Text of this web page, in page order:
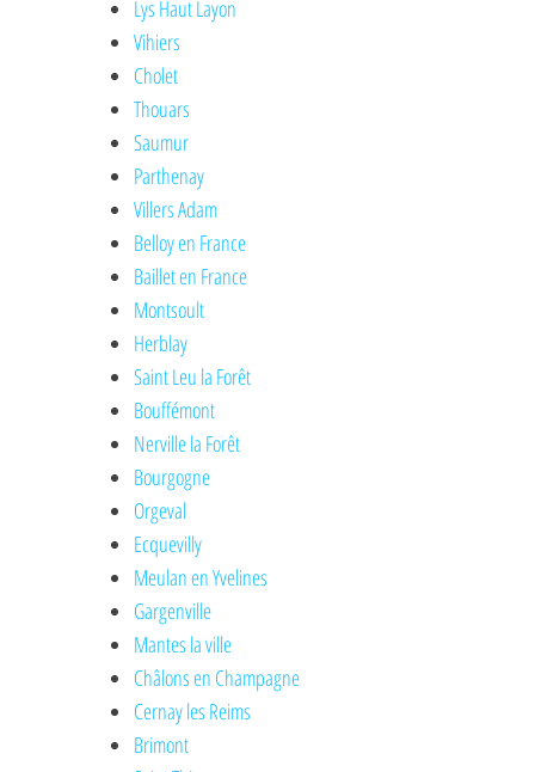
Lys Haut Layon
Vihiers
Cholet
Thouars
Saumur
Parthenay
Villers Adam
Belloy en France
Baillet en France
Montsoult
Herblay
Saint Leu la Forêt
Bouffémont
Nerville la Forêt
Bourgogne
Orgeval
Ecquevilly
Meulan en Yvelines
Gargenville
Mantes la ville
Châlons en Champagne
Cernay les Reims
Brimont